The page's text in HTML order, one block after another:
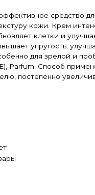
средство
кожи. Крем
клетки и
упругость;
для зрелой и
Parfum. Способ
постепенно